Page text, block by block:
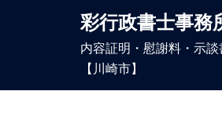
ツ
彩行政書士事務
内容証明・慰謝料・示談
【川崎市】